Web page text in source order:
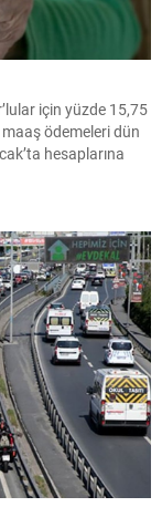
için yüzde 15,75
ödemeleri dün
hesaplarına